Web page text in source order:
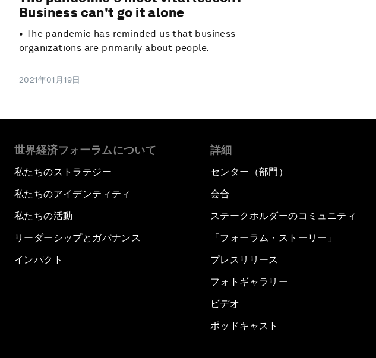
Business can't go it alone
• The pandemic has reminded us that business
organizations are primarily about people.
2021年01月19日
世界経済フォーラムについて
私たちのストラテジー
私たちのアイデンティティ
私たちの活動
リーダーシップとガバナンス
インパクト
詳細
センター（部門）
会合
ステークホルダーのコミュニティ
「フォーラム・ストーリー」
プレスリリース
フォトギャラリー
ビデオ
ポッドキャスト